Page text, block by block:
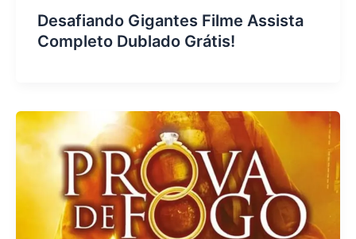
Desafiando Gigantes Filme Assista
Completo Dublado Grátis!